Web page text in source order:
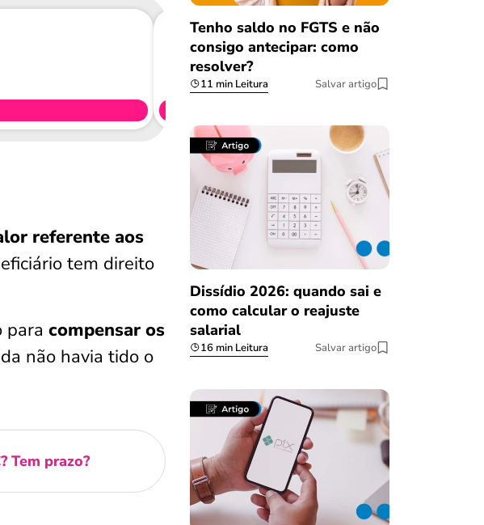
referente aos
tem direito
para compensar os
não havia tido o
Tem prazo?
Salvar Ferramenta
Tenho saldo no FGTS e não
consigo antecipar: como
resolver?
11 min Leitura Salvar artigo
Dissídio 2026: quando sai e
como calcular o reajuste
salarial
16 min Leitura Salvar artigo